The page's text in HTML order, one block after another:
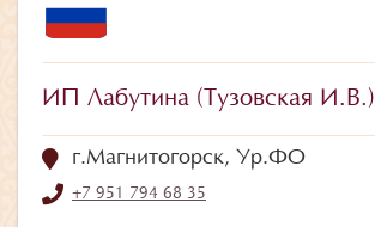
ИП Лабутина (Тузовская И.В.)
г.Магнитогорск, Ур.ФО
+7 951 794 68 35